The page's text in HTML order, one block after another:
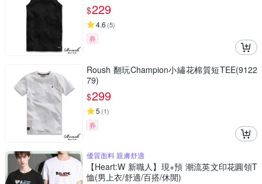
$229
4.6 (5)
券
Roush 翻玩Champion小繡花棉質短TEE(9122
79)
$299
5 (1)
券
優質面料 親膚舒適
【Heart:W 新職人】現+預 潮流英文印花圓領T
恤(男上衣/舒適/百搭/休閒)